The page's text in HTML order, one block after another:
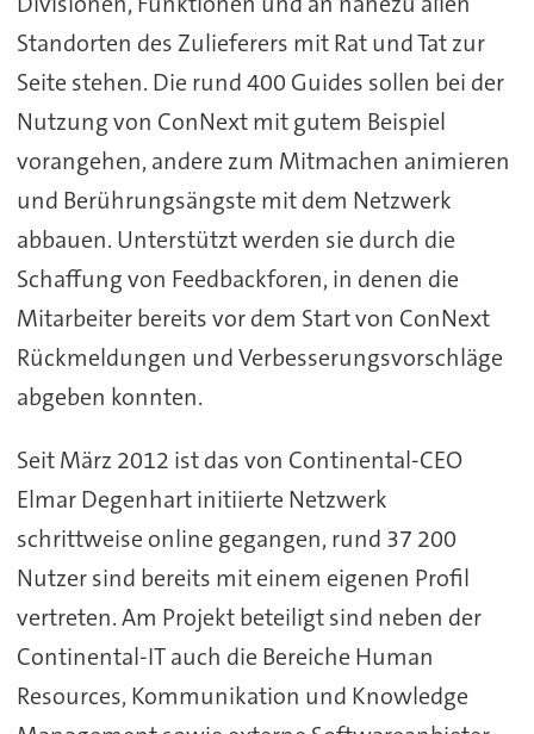
Standorten des Zulieferers mit Rat und Tat zur
Seite stehen. Die rund 400 Guides sollen bei der
Nutzung von ConNext mit gutem Beispiel
vorangehen, andere zum Mitmachen animieren
und Berührungsängste mit dem Netzwerk
abbauen. Unterstützt werden sie durch die
Schaffung von Feedbackforen, in denen die
Mitarbeiter bereits vor dem Start von ConNext
Rückmeldungen und Verbesserungsvorschläge
abgeben konnten.
Seit März 2012 ist das von Continental-CEO
Elmar Degenhart initiierte Netzwerk
schrittweise online gegangen, rund 37 200
Nutzer sind bereits mit einem eigenen Profil
vertreten. Am Projekt beteiligt sind neben der
Continental-IT auch die Bereiche Human
Resources, Kommunikation und Knowledge